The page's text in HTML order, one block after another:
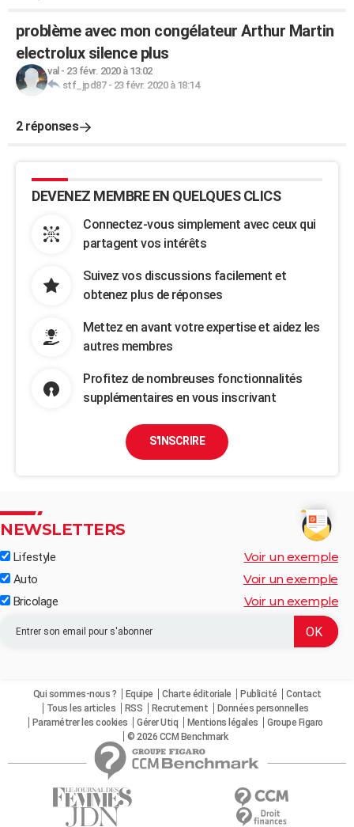
problème avec mon congélateur Arthur Martin
electrolux silence plus
val - 23 févr. 2020 à 13:02
stf_jpd87- 23 févr. 2020 à 18:14
2 réponses
DEVENEZ MEMBRE EN QUELQUES CLICS
Connectez-vous simplement avec ceux qui
partagent vos intérêts
Suivez vos discussions facilement et
obtenez plus de réponses
Mettez en avant votre expertise et aidez les
autres membres
Profitez de nombreuses fonctionnalités
supplémentaires en vous inscrivant
S'INSCRIRE
NEWSLETTERS
Lifestyle Voir un exemple
Auto Voir un exemple
Bricolage Voir un exemple
Qui sommes-nous ? Equipe Charte éditoriale Publicité
Contact
Tous les articles
RSS Recrutement
Données personnelles
Paramétrer les cookies
Gérer Utiq Mentions légales
Groupe Figaro
© 2026 CCM Benchmark